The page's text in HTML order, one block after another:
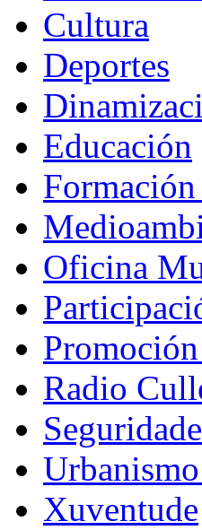
Cultura
Deportes
Educación
Oficina
Radio
Xuventude